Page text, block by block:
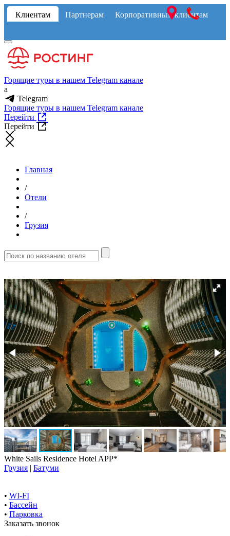
Клиентам Партнерам Корпоративным клиентам
Горящие туры в нашем Telegram канале
a
Telegram
Горящие туры в нашем Telegram канале
Перейти
Перейти
Главная
/
Отели
/
Грузия
White Sails Residence Hotel APP*
Грузия | Батуми
• WI-FI
• Бассейн
• Парковка
Заказать звонок